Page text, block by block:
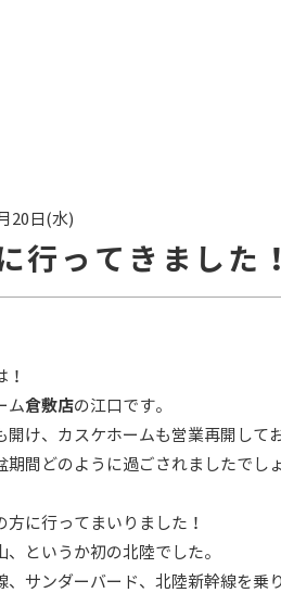
20日(水)
行ってきました
！
ム倉敷店の江口です。
開け、カスケホームも営業再開して
期間どのように過ごされましたでし
方に行ってまいりました！
、というか初の北陸でした。
、サンダーバード、北陸新幹線を乗